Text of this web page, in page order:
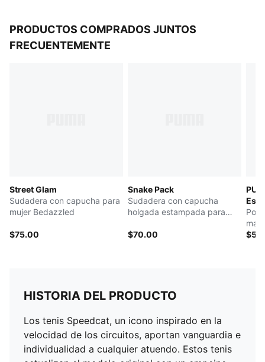
PRODUCTOS COMPRADOS JUNTOS
FRECUENTEMENTE
Street Glam
Sudadera con capucha para
mujer Bedazzled
$75.00
Snake Pack
Sudadera con capucha
holgada estampada para
$70.00
HISTORIA DEL PRODUCTO
Los tenis Speedcat, un icono inspirado en la
velocidad de los circuitos, aportan vanguardia e
individualidad a cualquier atuendo. Estos tenis